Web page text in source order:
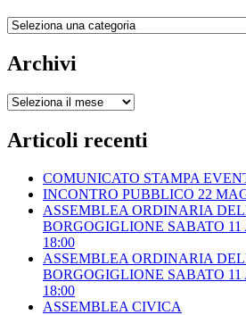
Articoli
categoria
Archivi
Archivi
Articoli recenti
COMUNICATO STAMPA
INCONTRO PUBBLICO 22
ASSEMBLEA ORDINARIA
BORGOGIGLIONE SABATO 11
18:00
ASSEMBLEA ORDINARIA
BORGOGIGLIONE SABATO 11
18:00
ASSEMBLEA CIVICA